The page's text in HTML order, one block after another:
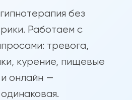
без
Работаем с
тревога,
курение, пищевые
онлайн —